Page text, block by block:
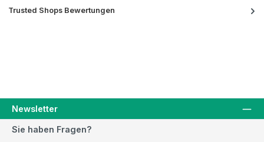
Trusted Shops Bewertungen
Newsletter
Sie haben Fragen?